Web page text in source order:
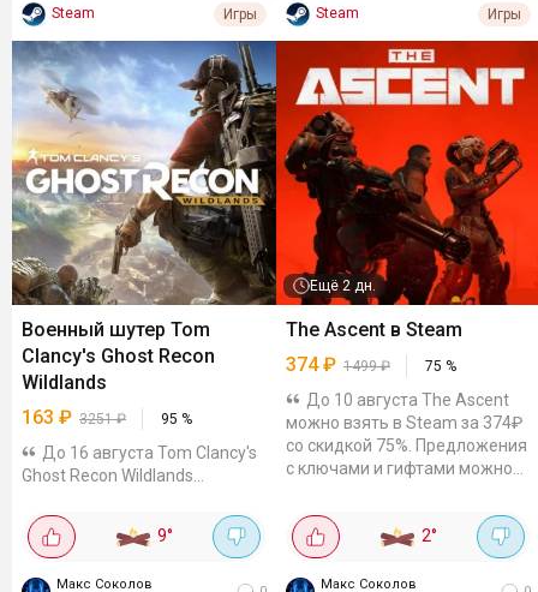
Steam Игры
Военный шутер Tom
Clancy's Ghost Recon
Wildlands
163 ₽ 3251₽ 95 %
До 16 августа Tom Clancy's
Ghost Recon Wildlands
95%. Например, на КЗ-акке
игра стоит 925₸ (~163₽).
9°
Макс Соколов
Steam Игры
Ещё2 дн.
The Ascent в Steam
374₽ 1499₽ 75 %
До 10 августа The Ascent
можно взять в Steam за 374₽
со скидкой 75%. Предложения
с ключами и гифтами можно
GGSEL. Киберпанковая экшен-
RPG про мир, где...
2°
Макс Соколов